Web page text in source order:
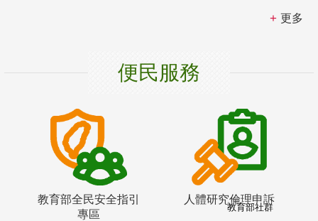
更多
便民服務
教育部全民安全指引
專區
人體研究倫理申訴
教育部社群